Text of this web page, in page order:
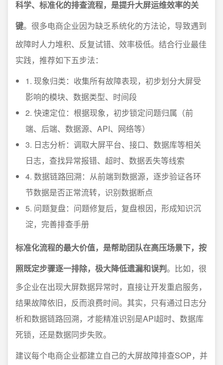
科学、标准化的排查流程，是提升大屏运维效率的关
键。很多电商企业因为缺乏系统化的方法论，导致遇到
故障时人力堆积、反复试错、效率极低。结合行业最佳
实践，推荐如下五步法：
1. 现象归类：收集所有故障表现，初步划分大屏受
影响的模块、数据类型、时间段
2. 快速定位：根据现象，初步锁定问题归属（前
端、后端、数据源、API、网络等）
3. 日志分析：调取大屏平台、接口、数据库等相关
日志，查找异常报错、超时、数据丢失等线索
4. 数据链路回溯：从前端到数据源，逐步验证各环
节数据是否正常流转，识别数据断点
5. 问题复盘：问题修复后，复盘根因，形成知识沉
淀，完善排查手册
标准化流程的最大价值，是帮助团队在高压场景下，按
照既定步骤逐一排除，极大降低遗漏和误判。比如，很
多企业在出现大屏数据异常时，直接让开发重启服务，
结果故障依旧，反而浪费时间。其实，只有通过日志分
析和数据链路回溯，才能精准识别是API超时、数据库
死锁，还是数据同步失败。
建议每个电商企业都建立自己的大屏故障排查SOP，并